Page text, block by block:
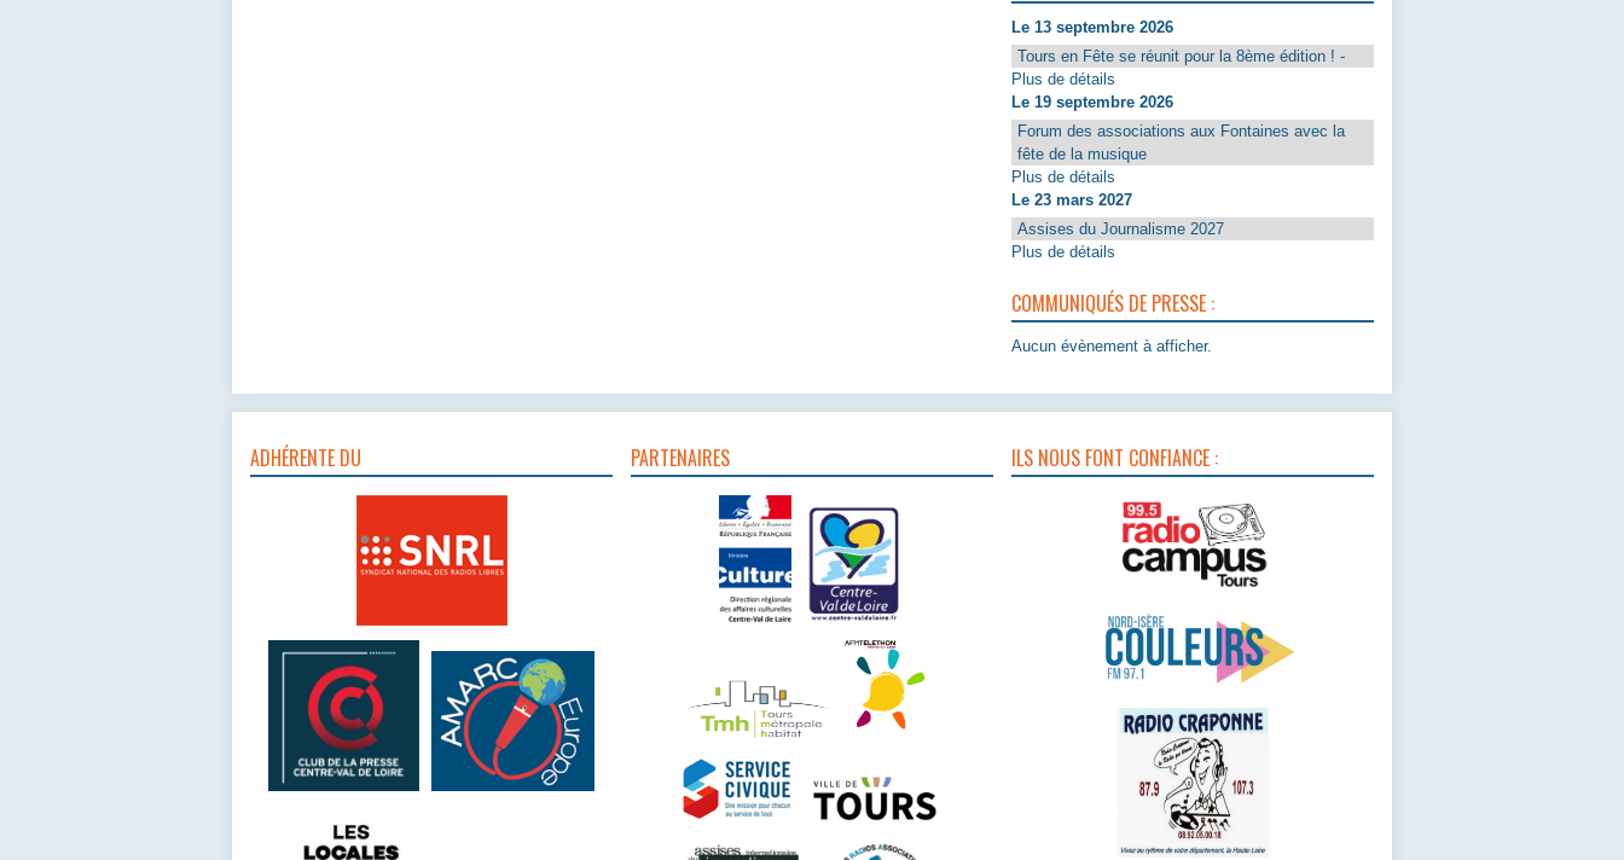
Le 13 septembre 2026
Tours en Fête se réunit pour la 8ème édition ! -
Plus de détails
Le 19 septembre 2026
Forum des associations aux Fontaines avec la
fête de la musique
Plus de détails
Le 23 mars 2027
Assises du Journalisme 2027
Plus de détails
COMMUNIQUÉS DE PRESSE :
Aucun évènement à afficher.
ADHÉRENTE DU PARTENAIRES ILS NOUS FONT CONFIANCE :